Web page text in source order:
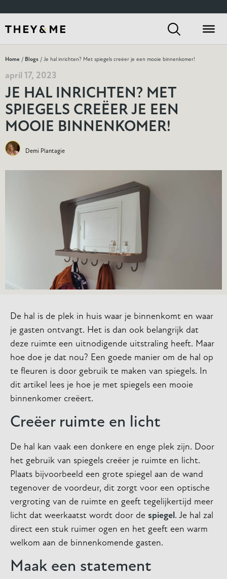
Home / Blogs / Je hal inrichten? Met spiegels creëer je een mooie binnenkomer!
april 17, 2023
JE HAL INRICHTEN? MET
SPIEGELS CREËER JE EEN
MOOIE BINNENKOMER!
Demi Plantagie
De hal is de plek in huis waar je binnenkomt en waar
je gasten ontvangt. Het is dan ook belangrijk dat
deze ruimte een uitnodigende uitstraling heeft. Maar
hoe doe je dat nou? Een goede manier om de hal op
te fleuren is door gebruik te maken van spiegels. In
dit artikel lees je hoe je met spiegels een mooie
binnenkomer creëert.
Creëer ruimte en licht
De hal kan vaak een donkere en enge plek zijn. Door
het gebruik van spiegels creëer je ruimte en licht.
Plaats bijvoorbeeld een grote spiegel aan de wand
tegenover de voordeur, dit zorgt voor een optische
vergroting van de ruimte en geeft tegelijkertijd meer
licht dat weerkaatst wordt door de spiegel. Je hal zal
direct een stuk ruimer ogen en het geeft een warm
welkom aan de binnenkomende gasten.
Maak een statement